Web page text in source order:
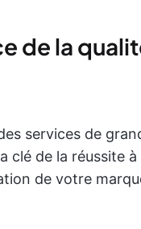
de la
services de
clé de la réussite
de votre